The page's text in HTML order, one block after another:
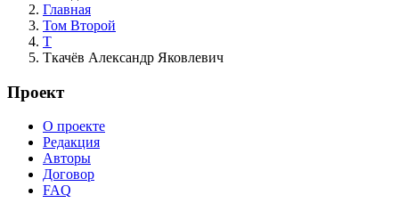
Главная
Том Второй
Т
Ткачёв Александр Яковлевич
Проект
О проекте
Редакция
Авторы
Договор
FAQ